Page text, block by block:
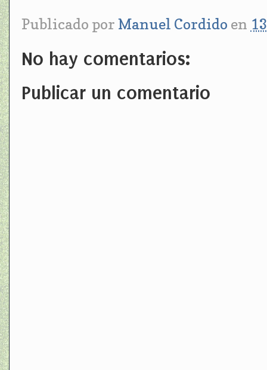
Publicado por Manuel Cordido en
No hay comentarios:
Publicar un comentario